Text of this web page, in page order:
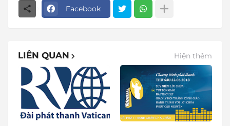
Facebook
LIÊN QUAN Hiện thêm